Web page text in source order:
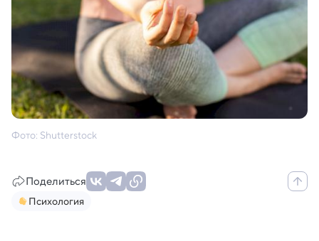
Фото: Shutterstock
Поделиться
Психология